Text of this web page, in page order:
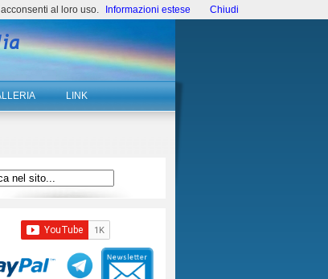
LINK
al loro uso. Informazioni estese Chiudi